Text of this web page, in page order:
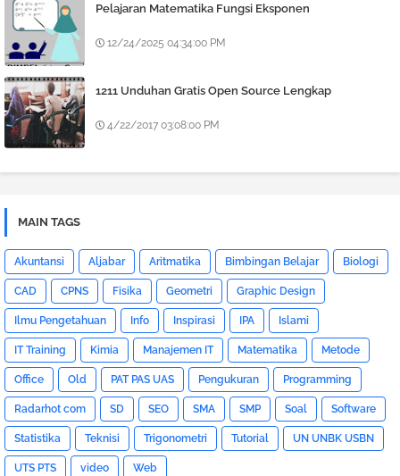
Pelajaran Matematika Fungsi Eksponen
12/24/2025 04:34:00 PM
1211 Unduhan Gratis Open Source Lengkap
4/22/2017 03:08:00 PM
MAIN TAGS
Akuntansi Aljabar Aritmatika Bimbingan Belajar Biologi
CAD CPNS Fisika Geometri Graphic Design
Ilmu Pengetahuan Info Inspirasi IPA Islami
IT Training Kimia Manajemen IT Matematika Metode
Office Old PAT PAS UAS Pengukuran Programming
Radarhot com SD SEO SMA SMP Soal Software
Statistika Teknisi Trigonometri Tutorial UN UNBK USBN
UTS PTS video Web